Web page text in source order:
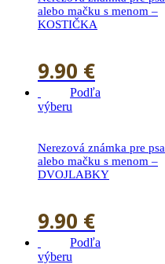
alebo mačku s menom –
KOSTIČKA
9.90 €
Podľa
výberu
Nerezová známka pre psa
alebo mačku s menom –
DVOJLABKY
9.90 €
Podľa
výberu